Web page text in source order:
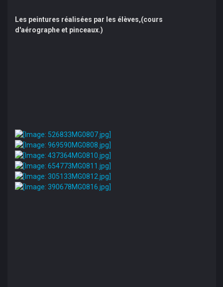
Les peintures réalisées par les élèves,(cours
d'aérographe et pinceaux.)